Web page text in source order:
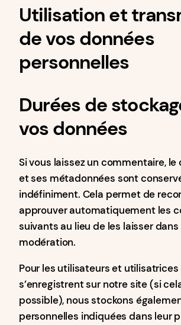
Utilisation et
de vos données
personnelles
Durées de
vos données
Si vous laissez un commentaire,
et ses métadonnées sont
indéfiniment. Cela permet de
approuver automatiquement les
suivants au lieu de les laisser
modération.
Pour les utilisateurs et utilisatrices
s’enregistrent sur notre site (si
possible), nous stockons
personnelles indiquées dans leur